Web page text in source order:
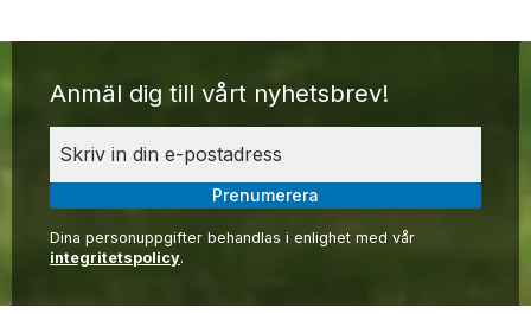
Anmäl dig till vårt nyhetsbrev!
Prenumerera
Dina personuppgifter behandlas i enlighet med vår
integritetspolicy.